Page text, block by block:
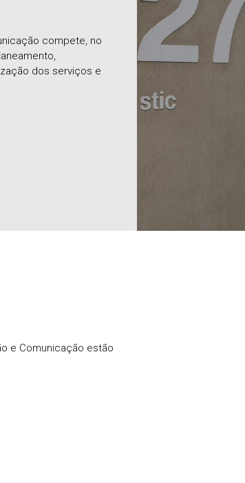
compete, no
dos serviços e
e Comunicação estão